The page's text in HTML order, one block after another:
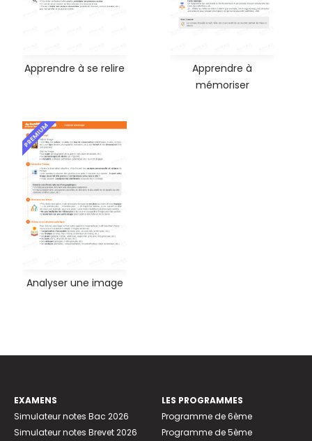
Apprendre à se relire
Apprendre à
mémoriser
PREMIUM
Analyser une image
EXAMENS
Simulateur notes Bac 2026
Simulateur notes Brevet 2026
LES PROGRAMMES
Programme de 6ème
Programme de 5ème